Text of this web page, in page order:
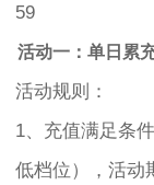
59
活动一：单日累
活动规则：
1、充值满足条
低档位），活动